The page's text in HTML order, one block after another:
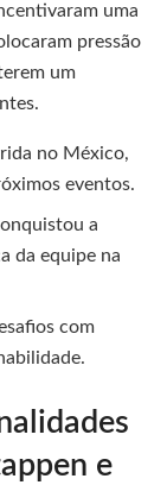
uma
pressão
um
no México,
eventos.
a
da equipe na
com
e